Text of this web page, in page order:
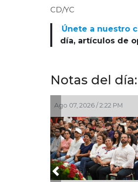
CD/YC
Únete a nuestro
día, artículos de
Notas del día:
Ago 07,
Previous